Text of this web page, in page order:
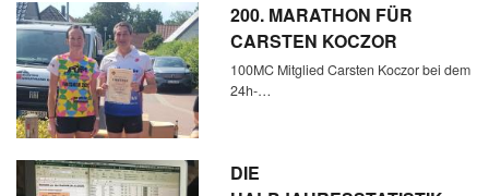
200. MARATHON FÜR
CARSTEN KOCZOR
100MC Mitglied Carsten Koczor bei dem
24h-…
DIE